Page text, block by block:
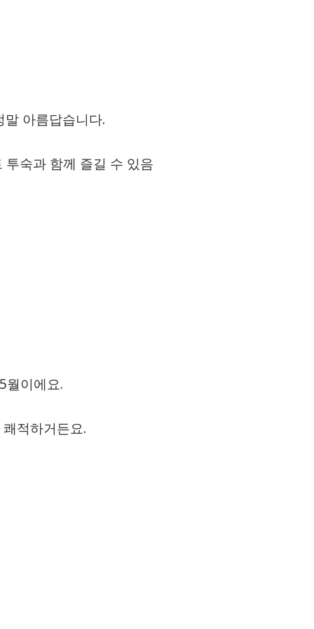
아름답습니다.
숙과 함께 즐길 수 있음
월이에요.
적하거든요.